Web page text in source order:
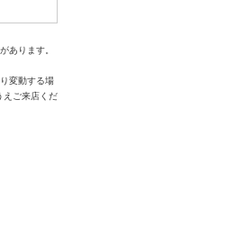
あります。
変動する場
えご来店くだ